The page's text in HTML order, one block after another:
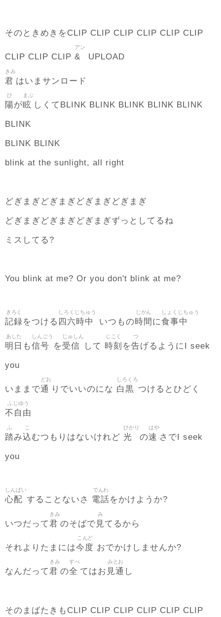
そのときめきをCLIP CLIP CLIP CLIP CLIP CLIP
CLIP CLIP CLIP &
アン
UPLOAD
君
きみ
はいまサンロード
陽
ひ
が眩
まぶ
しくてBLINK BLINK BLINK BLINK BLINK
BLINK
BLINK BLINK
blink at the sunlight, all right
どぎまぎどぎまぎどぎまぎどぎまぎ
どぎまぎどぎまぎどぎまぎずっとしてるね
ミスしてる?
You blink at me? Or you don't blink at me?
記録
きろく
をつける 四六時中
しろくじちゅう
いつもの時間
じかん
に食事中
しょくじちゅう
明日
あした
も信号
しんごう
を受信
じゅしん
して 時刻
じこく
を告
つ
げるようにI seek
you
いままで通
どお
りでいいのにな 白黒
しろくろ
つけるとひどく
不自由
ふじゆう
踏
ふ
み込
こ
むつもりはないけれど 光
ひかり
の速
はや
さでI seek
you
心配
しんぱい
することないさ 電話
でんわ
をかけようか?
いつだって君
きみ
のそばで 見
み
てるから
それよりたまには今度
こんど
おでかけしませんか?
なんだって君
きみ
の全
すべ
てはお 見通
みとお
し
そのまばたきもCLIP CLIP CLIP CLIP CLIP CLIP